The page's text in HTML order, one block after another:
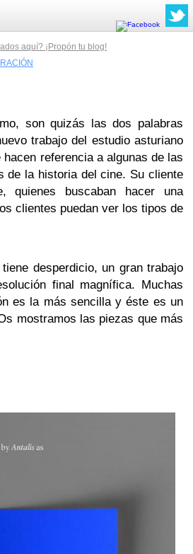
aquí? ¡Propón tu blog!
son quizás las dos palabras
trabajo del estudio asturiano
hacen referencia a algunas de las
de la historia del cine. Su cliente
quienes buscaban hacer una
clientes puedan ver los tipos de
desperdicio, un gran trabajo
final magnífica. Muchas
es la más sencilla y éste es un
mostramos las piezas que más